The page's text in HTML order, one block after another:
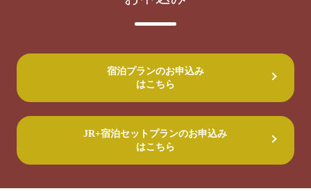
宿泊プランのお申込み
はこちら
JR+宿泊セットプランのお申込み
はこちら